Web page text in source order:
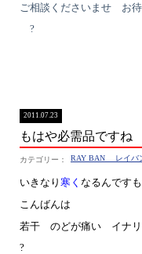
ご相談くださいませ お
?
もはや必需品ですね
2011.07.23
RAY BAN レイバ
いきなり 寒く なるんです
こんばんは
若干 のどが痛い イナ
?